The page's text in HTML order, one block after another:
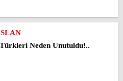
Türkleri Neden Unutuldu!..